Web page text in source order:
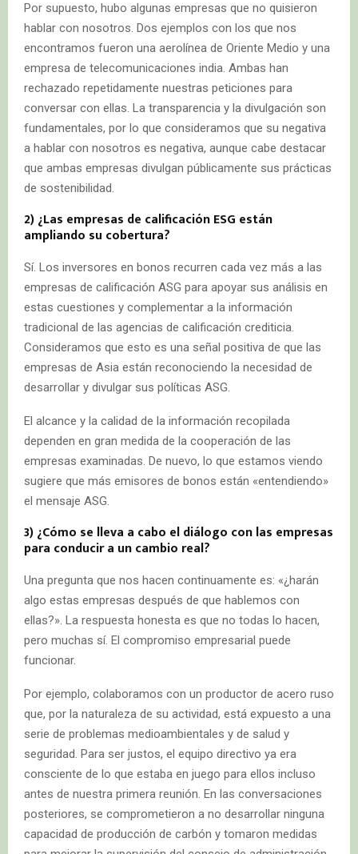
Por supuesto, hubo algunas empresas que no quisieron
hablar con nosotros. Dos ejemplos con los que nos
encontramos fueron una aerolínea de Oriente Medio y una
empresa de telecomunicaciones india. Ambas han
rechazado repetidamente nuestras peticiones para
conversar con ellas. La transparencia y la divulgación son
fundamentales, por lo que consideramos que su negativa
a hablar con nosotros es negativa, aunque cabe destacar
que ambas empresas divulgan públicamente sus prácticas
de sostenibilidad.
2) ¿Las empresas de calificación ESG están
ampliando su cobertura?
Sí. Los inversores en bonos recurren cada vez más a las
empresas de calificación ASG para apoyar sus análisis en
estas cuestiones y complementar a la información
tradicional de las agencias de calificación crediticia.
Consideramos que esto es una señal positiva de que las
empresas de Asia están reconociendo la necesidad de
desarrollar y divulgar sus políticas ASG.
El alcance y la calidad de la información recopilada
dependen en gran medida de la cooperación de las
empresas examinadas. De nuevo, lo que estamos viendo
sugiere que más emisores de bonos están «entendiendo»
el mensaje ASG.
3) ¿Cómo se lleva a cabo el diálogo con las empresas
para conducir a un cambio real?
Una pregunta que nos hacen continuamente es: «¿harán
algo estas empresas después de que hablemos con
ellas?». La respuesta honesta es que no todas lo hacen,
pero muchas sí. El compromiso empresarial puede
funcionar.
Por ejemplo, colaboramos con un productor de acero ruso
que, por la naturaleza de su actividad, está expuesto a una
serie de problemas medioambientales y de salud y
seguridad. Para ser justos, el equipo directivo ya era
consciente de lo que estaba en juego para ellos incluso
antes de nuestra primera reunión. En las conversaciones
posteriores, se comprometieron a no desarrollar ninguna
capacidad de producción de carbón y tomaron medidas